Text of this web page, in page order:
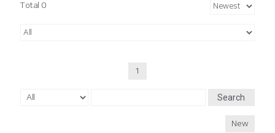
Total 0
1
Search
New